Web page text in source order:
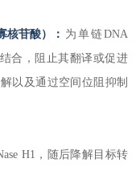
核苷酸）： 为单链DNA
合，阻止其翻译或促进
以及通过空间位阻抑制
H1，随后降解目标转